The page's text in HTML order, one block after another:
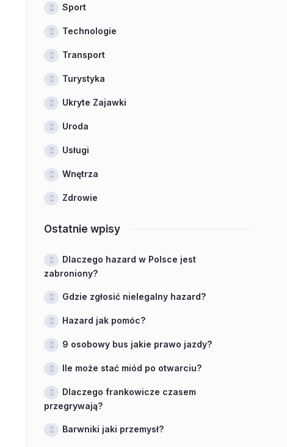
Sport
Technologie
Transport
Turystyka
Ukryte Zajawki
Uroda
Usługi
Wnętrza
Zdrowie
Ostatnie wpisy
Dlaczego hazard w Polsce jest
zabroniony?
Gdzie zgłosić nielegalny hazard?
Hazard jak pomóc?
9 osobowy bus jakie prawo jazdy?
Ile może stać miód po otwarciu?
Dlaczego frankowicze czasem
przegrywają?
Barwniki jaki przemysł?